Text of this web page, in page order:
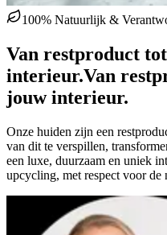
100% Natuurlijk &
Van restproduct
interieur.Van
jouw interieur.
Onze huiden zijn een
van dit te verspillen,
een luxe, duurzaam en uniek
upcycling, met respect voor de